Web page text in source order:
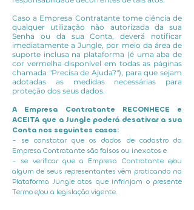
Caso a Empresa Contratante tome ciência de
qualquer utilização não autorizada da sua
Senha ou da sua Conta, deverá notificar
imediatamente a Jungle, por meio da área de
suporte inclusa na plataforma (é uma aba de
cor vermelha disponível em todas as páginas
chamada "Precisa de Ajuda?"), para que sejam
adotadas as medidas necessárias para
proteção dos seus dados.
A Empresa Contratante RECONHECE e
ACEITA que a Jungle poderá desativar a sua
Conta nos seguintes casos:
- se constatar que os dados de cadastro da
Empresa Contratante são falsos ou inexatos e
- se verificar que a Empresa Contratante e/ou
algum de seus representantes vêm praticando na
Plataforma Jungle atos que infrinjam o presente
Termo e/ou a legislação vigente.